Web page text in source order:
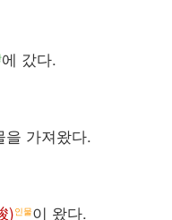
에 갔다.
을 가져왔다.
)인물이 왔다.